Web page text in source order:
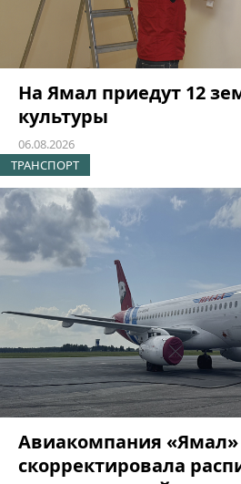
На Ямал приедут 12
культуры
06.08.2026
ТРАНСПОРТ
Авиакомпания «Ямал»
скорректировала